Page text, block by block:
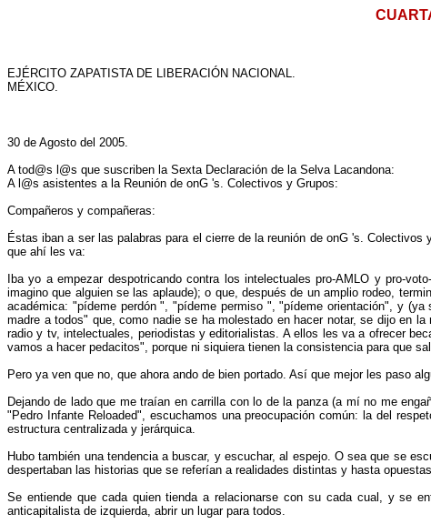
EJÉRCITO ZAPATISTA DE LIBERACIÓN NACIONAL.
MÉXICO.
30 de Agosto del 2005.
A tod@s l@s que suscriben la Sexta Declaración de la Selva Lacandona:
A l@s asistentes a la Reunión de o­nG 's. Colectivos y Grupos:
Compañeros y compañeras:
Éstas iban a ser las palabras para el cierre de la reunión de o­nG 's.
que ahí les va:
Iba yo a empezar despotricando contra los intelectuales pro-AMLO y pro-
imagino que alguien se las aplaude); o que, después de un amplio rodeo,
académica: "pídeme perdón ", "pídeme permiso ", "pídeme orientación", y
madre a todos" que, como nadie se ha molestado en hacer notar, se dijo en
radio y tv, intelectuales, periodistas y editorialistas. A ellos les va a ofrecer
vamos a hacer pedacitos", porque ni siquiera tienen la consistencia para que
Pero ya ven que no, que ahora ando de bien portado. Así que mejor les paso
Dejando de lado que me traían en carrilla con lo de la panza (a mí no me
"Pedro Infante Reloaded", escuchamos una preocupación común: la del
estructura centralizada y jerárquica.
Hubo también una tendencia a buscar, y escuchar, al espejo. O sea que se
despertaban las historias que se referían a realidades distintas y hasta
Se entiende que cada quien tienda a relacionarse con su cada cual, y se
anticapitalista de izquierda, abrir un lugar para todos.